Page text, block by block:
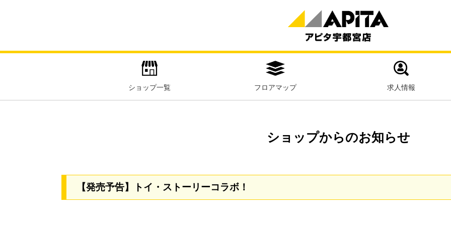
ショップ一覧 フロアマップ 求人情報
ショップからのお知らせ
【発売予告】トイ・ストーリーコラボ！